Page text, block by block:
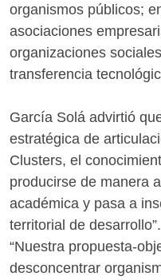
organismos públicos;
asociaciones
organizaciones
transferencia
García Solá advirtió
estratégica de
Clusters, el
producirse de manera
académica y pasa a
territorial de desarrollo”.
“Nuestra propuesta-
desconcentrar